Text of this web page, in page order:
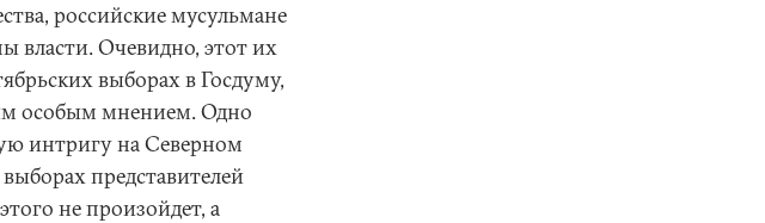
российские мусульмане
власти. Очевидно, этот их
выборах в Госдуму,
особым мнением. Одно
интригу на Северном
представителей
не произойдет, а